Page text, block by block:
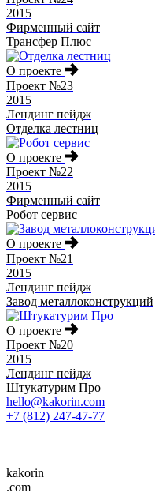
2015
Фирменный сайт
Трансфер Плюс
О проекте
Проект №23
2015
Лендинг пейдж
Отделка лестниц
О проекте
Проект №22
2015
Фирменный сайт
Робот сервис
О проекте
Проект №21
2015
Лендинг пейдж
Завод металлоконструкций
О проекте
Проект №20
2015
Лендинг пейдж
Штукатурим Про
hello@kakorin.com
+7 (812) 247-47-77
kakorin
.com